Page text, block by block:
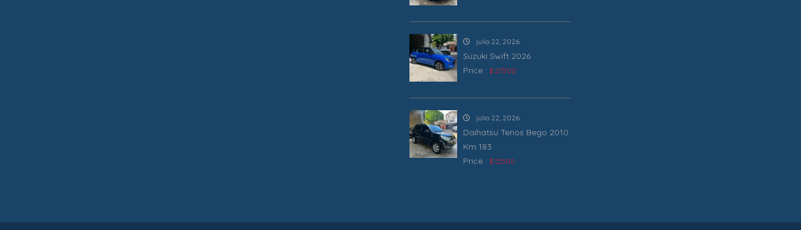
julio 22, 2026
Suzuki Swift 2026
Price : $ 27500
julio 22, 2026
Daihatsu Terios Bego 2010
Km 183
Price : $ 12500